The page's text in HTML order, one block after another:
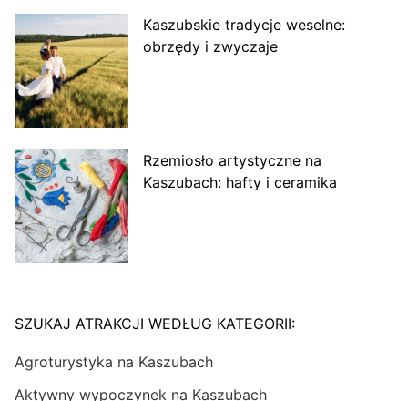
Kaszubskie tradycje weselne:
obrzędy i zwyczaje
Rzemiosło artystyczne na
Kaszubach: hafty i ceramika
SZUKAJ ATRAKCJI WEDŁUG KATEGORII:
Agroturystyka na Kaszubach
Aktywny wypoczynek na Kaszubach